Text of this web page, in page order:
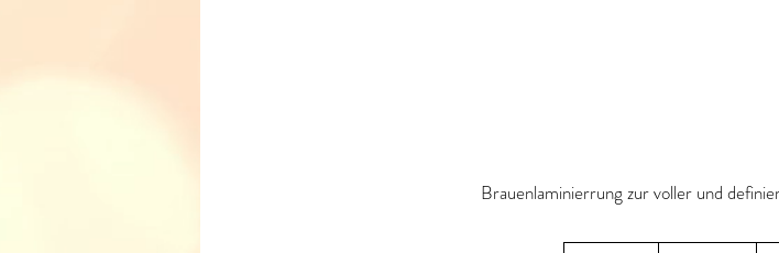
Brauenlaminierrung zur voller und